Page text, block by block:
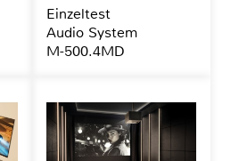
Einzeltest
Audio System
M-500.4MD